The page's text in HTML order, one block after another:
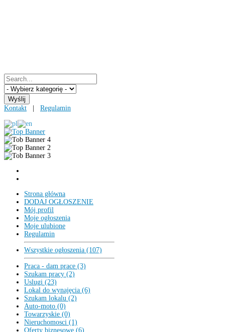
Kontakt Regulamin
Strona główna
DODAJ OGŁOSZENIE
Mój profil
Moje ogłoszenia
Moje ulubione
Regulamin
Wszystkie ogłoszenia (107)
Praca - dam prace (3)
Szukam pracy (2)
Uslugi (23)
Lokal do wynajęcia (6)
Szukam lokalu (2)
Auto-moto (0)
Towarzyskie (0)
Nieruchomosci (1)
Oferty biznesowe (6)